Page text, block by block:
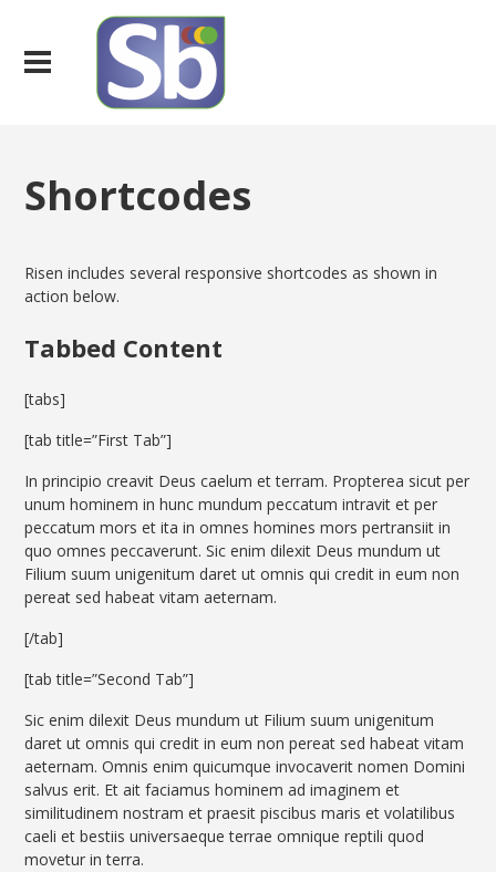
Shortcodes
Risen includes several responsive shortcodes as shown in
action below.
Tabbed Content
[tabs]
[tab title=”First Tab”]
In principio creavit Deus caelum et terram. Propterea sicut per
unum hominem in hunc mundum peccatum intravit et per
peccatum mors et ita in omnes homines mors pertransiit in
quo omnes peccaverunt. Sic enim dilexit Deus mundum ut
Filium suum unigenitum daret ut omnis qui credit in eum non
pereat sed habeat vitam aeternam.
[/tab]
[tab title=”Second Tab”]
Sic enim dilexit Deus mundum ut Filium suum unigenitum
daret ut omnis qui credit in eum non pereat sed habeat vitam
aeternam. Omnis enim quicumque invocaverit nomen Domini
salvus erit. Et ait faciamus hominem ad imaginem et
similitudinem nostram et praesit piscibus maris et volatilibus
caeli et bestiis universaeque terrae omnique reptili quod
movetur in terra.